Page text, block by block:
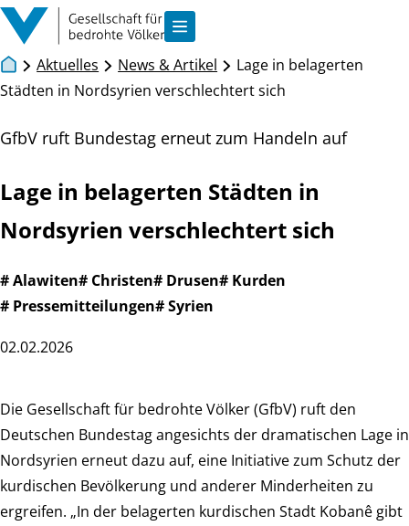
Zum Inhalt springen
Navigation anzeigen
Aktuelles
News & Artikel
Lage in belagerten
Städten in Nordsyrien verschlechtert sich
GfbV ruft Bundestag erneut zum Handeln auf
Lage in belagerten Städten in
Nordsyrien verschlechtert sich
# Alawiten# Christen# Drusen# Kurden
# Pressemitteilungen# Syrien
02.02.2026
Die Gesellschaft für bedrohte Völker (GfbV) ruft den
Deutschen Bundestag angesichts der dramatischen Lage in
Nordsyrien erneut dazu auf, eine Initiative zum Schutz der
kurdischen Bevölkerung und anderer Minderheiten zu
ergreifen. „In der belagerten kurdischen Stadt Kobanê gibt